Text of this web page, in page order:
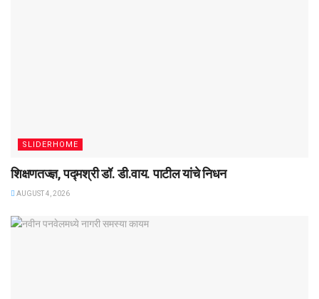
SLIDERHOME
शिक्षणतज्ज्ञ, पद्मश्री डॉ. डी.वाय. पाटील यांचे निधन
AUGUST 4, 2026